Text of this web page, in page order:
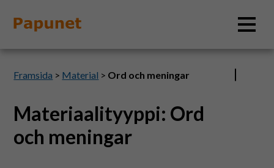
Information
Framsida > Material > Ord och meningar
Materiaalityyppi: Ord
och meningar